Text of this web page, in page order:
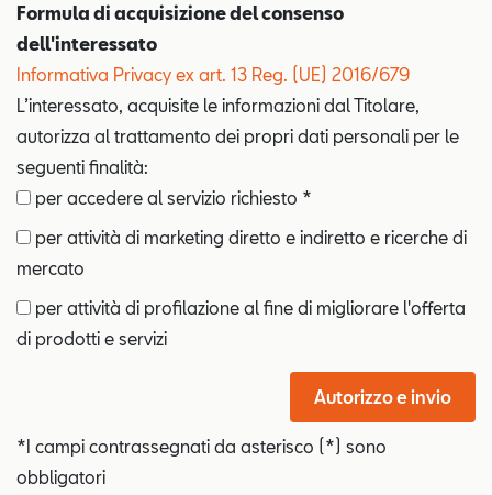
Formula di acquisizione del consenso
dell'interessato
Informativa Privacy ex art. 13 Reg. (UE) 2016/679
L’interessato, acquisite le informazioni dal Titolare,
autorizza al trattamento dei propri dati personali per le
seguenti finalità:
per accedere al servizio richiesto *
per attività di marketing diretto e indiretto e ricerche di
mercato
per attività di profilazione al fine di migliorare l'offerta
di prodotti e servizi
Autorizzo e invio
*I campi contrassegnati da asterisco (*) sono
obbligatori